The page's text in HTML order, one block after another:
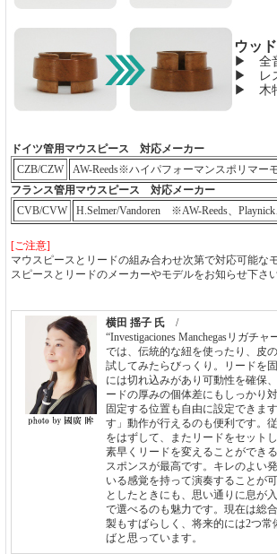
ウッド
▶ 全音
▶ レス
▶ 木特
ドイツ管用マウスピース 対応メーカー
CZB/CZW
AW-Reeds※ハイパフォーマンスポリマー
フランス管用マウスピース 対応メーカー
CVB/CVW
H.Selmer/Vandoren ※AW-Reeds、
[ご注意]
マウスピースとリードの組み合わせ次第で対応可能
スピースとリードのメーカーやモデルをお知らせ下さい
横田 揺子 氏 /
“Investigaciones Manchegasリガチ
では、伝統的な紐を使ったり、皮
試してみたらびっくり。リードを
には切れ込みがあり可動性を確保
ードの厚みの個体差にもしっかり
固定する位置も自由に設定できま
す」動作が行えるのも便利です。
をはずして、またリードをセット
素早くリードを変えることができ
スポンスが最高です。キレのよい
いる感覚を持って演奏することが
としたときにも、思い通りに息が
で選べるのも魅力です。現在は総
製もすばらしく、将来的には2つ
ばと思っています。